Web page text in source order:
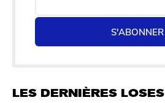
S'ABONNER
LES DERNIÈRES LOSES